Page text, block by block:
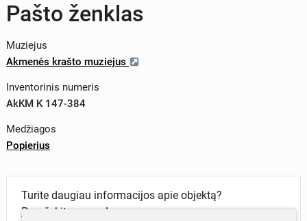
Pašto ženklas
Muziejus
Akmenės krašto muziejus
Inventorinis numeris
AkKM K 147-384
Medžiagos
Popierius
Turite daugiau informacijos apie objektą?
Parašykite mums!